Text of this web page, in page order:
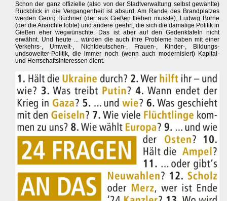
Schon der ganz offizielle (also von der Stadtverwaltung selbst gewählte)
Rückblick in die Vergangenheit ist absurd. Am Rande des Brandplatzes
werden Georg Büchner (der aus Gießen fliehen musste), Ludwig Börne
(der die Anarchie lobte) und andere geehrt, die sich die damalige Politik in
Gießen eher wegwünschte. Das ist aber auf den Gedenktafeln nicht
erwähnt. Und heute ... würden die auch ihre Probleme haben mit einer
Verkehrs-, Umwelt-, Nichtdeutschen-, Frauen-, Kinder-, Bildungs-
undsoweiter-Politik, die immer noch (wenn auch modernisiert) Kapital-
und Herrschaftsinteressen dient.